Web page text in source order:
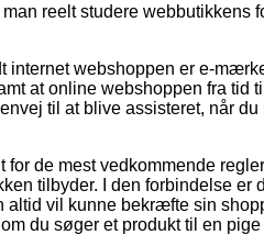
reelt studere webbutikkens
internet webshoppen er e-
at online webshoppen fra tid
til at blive assisteret, når
for de mest vedkommende
tilbyder. I den forbindelse
altid vil kunne bekræfte sin
du søger et produkt til en